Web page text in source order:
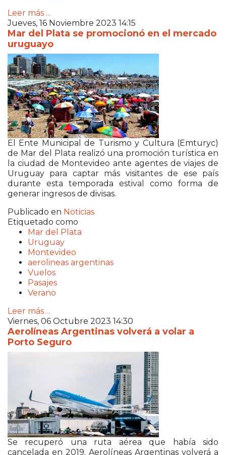
Leer más ...
Jueves, 16 Noviembre 2023 14:15
Mar del Plata se promocionó en el mercado
uruguayo
El Ente Municipal de Turismo y Cultura (Emturyc)
de Mar del Plata realizó una promoción turística en
la ciudad de Montevideo ante agentes de viajes de
Uruguay para captar más visitantes de ese país
durante esta temporada estival como forma de
generar ingresos de divisas.
Publicado en Noticias
Etiquetado como
Mar del Plata
Uruguay
Montevideo
aerolineas argentinas
Vuelos
Pasajes
Verano
Leer más ...
Viernes, 06 Octubre 2023 14:30
Aerolíneas Argentinas volverá a volar a
Porto Seguro
Se recuperó una ruta aérea que había sido
cancelada en 2019. Aerolíneas Argentinas volverá a